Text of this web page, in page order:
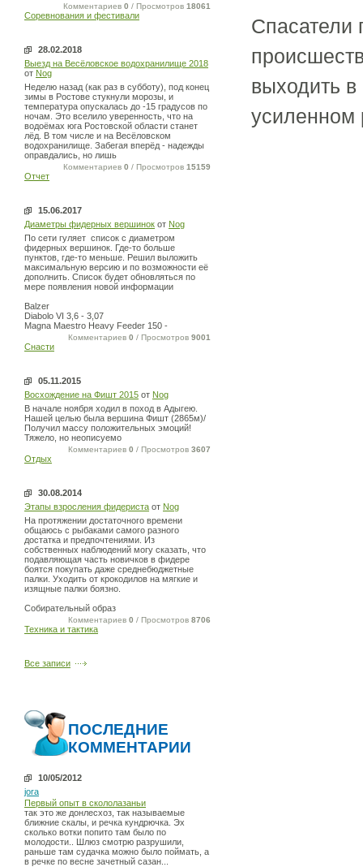
Комментариев 0 / Просмотров 18061
Соревнования и фестивали
28.02.2018
Выезд на Весёловское водохранилище 2018
от Nog
Неделю назад (как раз в субботу), под конец
зимы в Ростове стукнули морозы, и
температура опускалась до -15 градусов по
ночам. Это вселило уверенность, что на
водоёмах юга Ростовской области станет
лёд. В том числе и на Весёловском
водохранилище. Забегая вперёд - надежды
оправдались, но лишь
Комментариев 0 / Просмотров 15159
Отчет
15.06.2017
Диаметры фидерных вершинок от Nog
По сети гуляет список с диаметром
фидерных вершинок. Где-то больше
пунктов, где-то меньше. Решил выложить
максимальную версию и по возможности её
дополнить. Список будет обновляться по
мере появления новой информации
Balzer
Diabolo VI 3,6 - 3,07
Magna Maestro Heavy Feeder 150 -
Комментариев 0 / Просмотров 9001
Снасти
05.11.2015
Восхождение на Фишт 2015 от Nog
В начале ноября ходил в поход в Адыгею.
Нашей целью была вершина Фишт (2865м)/
Получил массу положительных эмоций!
Тяжело, но неописуемо
Комментариев 0 / Просмотров 3607
Отдых
30.08.2014
Этапы взросления фидериста от Nog
На протяжении достаточного времени
общаюсь с рыбаками самого разного
достатка и предпочтениями. Из
собственных наблюдений могу сказать, что
подавляющая часть новичков в фидере
боятся покупать даже среднебюджетные
палки. Уходить от крокодилов на мягкие и
изящные палки боязно.
Собирательный образ
Комментариев 0 / Просмотров 8706
Техника и тактика
Все записи
ПОСЛЕДНИЕ
КОММЕНТАРИИ
10/05/2012
jora
Первый опыт в скололазаньи
так это же донлесхоз, так называемые
ближние скалы, и речка кундрючка. Эх
сколько вотки попито там было по
молодости.. Шлюз смотрю разрушили,
раньше там судачка можно было поймать, а
в речке по весне зачетный сазан...
Спасатели
выходить
усиленном